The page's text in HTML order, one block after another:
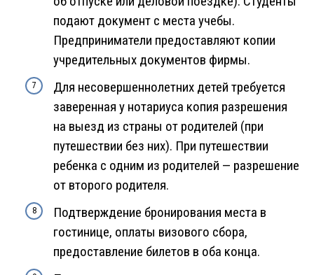
подают документ с места учебы.
Предприниматели предоставляют копии
учредительных документов фирмы.
Для несовершеннолетних детей требуется
заверенная у нотариуса копия разрешения
на выезд из страны от родителей (при
путешествии без них). При путешествии
ребенка с одним из родителей — разрешение
от второго родителя.
Подтверждение бронирования места в
гостинице, оплаты визового сбора,
предоставление билетов в оба конца.